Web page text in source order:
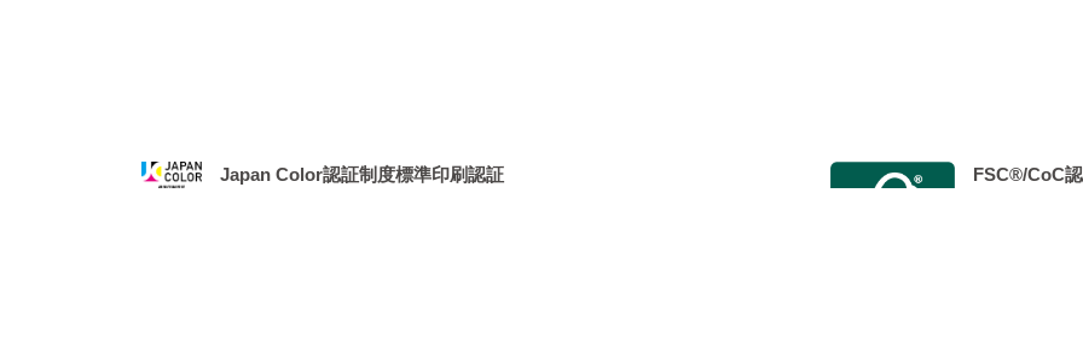
Japan Color認証制度標準印刷認証
FSC®/CoC認